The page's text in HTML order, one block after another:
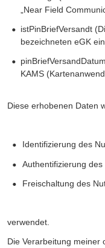
„Near Field
• istPinBriefVersandt
bezeichneten eGK
•
KAMS
Diese erhobenen Daten
• Identifizierung des
• Authentifizierung des
• Freischaltung des
verwendet.
Die Verarbeitung meiner